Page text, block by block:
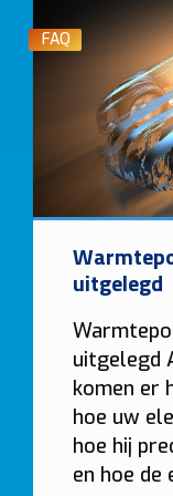
FAQ
uitgelegd
uitgelegd
komen er
hoe uw
hoe hij
en hoe de